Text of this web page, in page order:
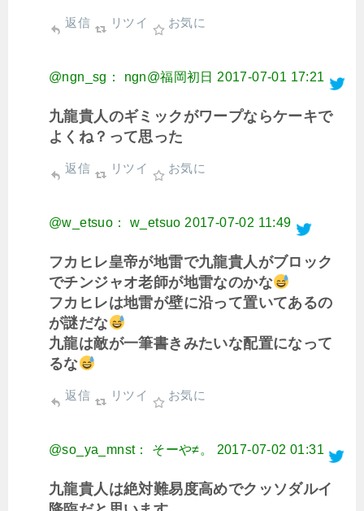
返信 リツイ お気に
@ngn_sg： ngn@福岡初日 2017-07-01 17:21
九龍貴人のギミックがワープならケーキで
よくね？って思った
返信 リツイ お気に
@w_etsuo： w_etsuo 2017-07-02 11:49
フカヒレ皇帝が地雷で九龍貴人がブロック
でチンジャオ老師が地雷なのかな
フカヒレは地雷が壁に沿って置いてあるの
が謎だな
九龍は敵が一筆書きみたいな配置になって
るな
返信 リツイ お気に
@so_ya_mnst： そーや≠。 2017-07-02 01:31
九龍貴人は絶対難易度高めでクッソダルイ